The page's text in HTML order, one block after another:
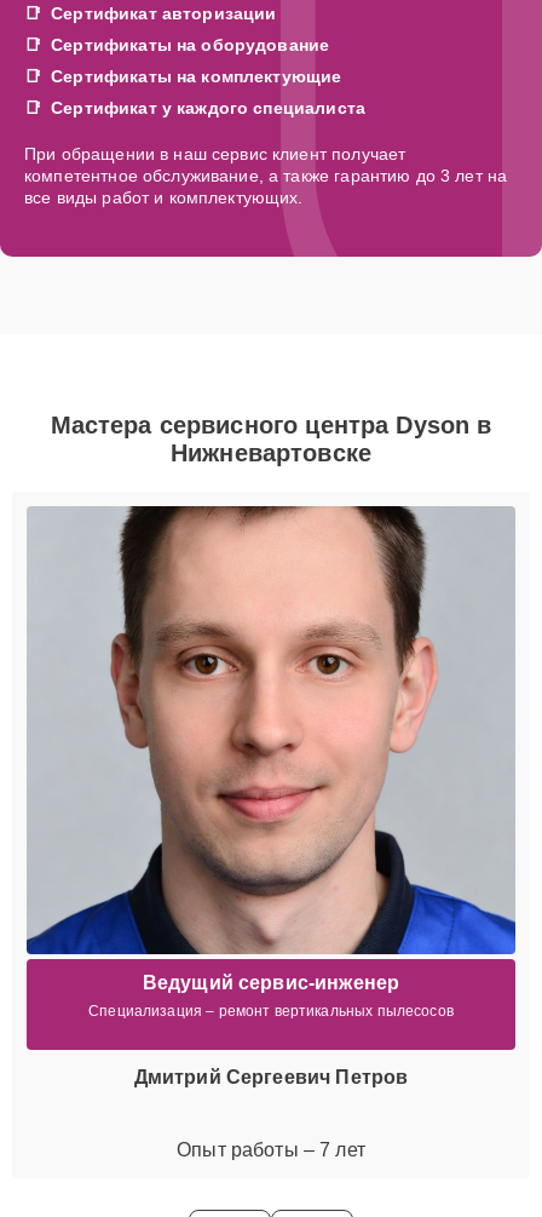
Сертификат авторизации
Сертификаты на оборудование
Сертификаты на комплектующие
Сертификат у каждого специалиста
При обращении в наш сервис клиент получает
компетентное обслуживание, а также гарантию до 3 лет на
все виды работ и комплектующих.
Мастера сервисного центра Dyson в
Нижневартовске
Ведущий сервис-инженер
Специализация – ремонт вертикальных пылесосов
Дмитрий Сергеевич Петров
Опыт работы – 7 лет